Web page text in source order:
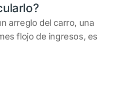
arreglo del carro, una
flojo de ingresos, es